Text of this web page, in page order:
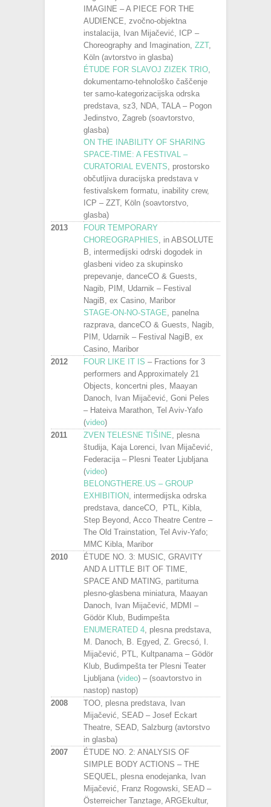
IMAGINE – A PIECE FOR THE
AUDIENCE, zvočno-objektna
instalacija, Ivan Mijačević, ICP –
Choreography and Imagination, ZZT,
Köln (avtorstvo in glasba)
ÉTUDE FOR SLAVOJ ZIZEK TRIO
dokumentarno-tehnološko čaščenje
ter samo-kategorizacijska odrska
predstava, sz3, NDA, TALA – Pogon
Jedinstvo, Zagreb (soavtorstvo,
glasba)
ON THE INABILITY OF SHARING
SPACE-TIME: A FESTIVAL –
CURATORIAL EVENTS , prostorsko
občutljiva duracijska predstava v
festivalskem formatu, inability crew,
ICP – ZZT, Köln (soavtorstvo,
glasba)
2013
FOUR TEMPORARY
CHOREOGRAPHIES , in ABSOLUTE
B, intermedijski odrski dogodek in
glasbeni video za skupinsko
prepevanje, danceCO & Guests,
Nagib, PIM, Udarnik – Festival
NagiB, ex Casino, Maribor
STAGE-ON-NO-STAGE , panelna
razprava, danceCO & Guests, Nagib,
PIM, Udarnik – Festival NagiB, ex
Casino, Maribor
2012
FOUR LIKE IT IS – Fractions for 3
performers and Approximately 21
Objects, koncertni ples, Maayan
Danoch, Ivan Mijačević, Goni Peles
– Hateiva Marathon, Tel Aviv-Yafo
(video)
2011
ZVEN TELESNE TIŠINE , plesna
študija, Kaja Lorenci, Ivan Mijačević,
Federacija – Plesni Teater Ljubljana
(video)
BELONGTHERE.US – GROUP
EXHIBITION , intermedijska odrska
predstava, danceCO, PTL, Kibla,
Step Beyond, Acco Theatre Centre –
The Old Trainstation, Tel Aviv-Yafo;
MMC Kibla, Maribor
2010
ÉTUDE NO. 3: MUSIC, GRAVITY
AND A LITTLE BIT OF TIME,
SPACE AND MATING, partiturna
plesno-glasbena miniatura, Maayan
Danoch, Ivan Mijačević, MDMI –
Gödör Klub, Budimpešta
ENUMERATED 4 , plesna predstava,
M. Danoch, B. Egyed, Z. Grecsó, I.
Mijačević, PTL, Kultpanama – Gödör
Klub, Budimpešta ter Plesni Teater
Ljubljana (video) – (soavtorstvo in
nastop) nastop)
2008
TOO, plesna predstava, Ivan
Mijačević, SEAD – Josef Eckart
Theatre, SEAD, Salzburg (avtorstvo
in glasba)
2007
ÉTUDE NO. 2: ANALYSIS OF
SIMPLE BODY ACTIONS – THE
SEQUEL, plesna enodejanka, Ivan
Mijačević, Franz Rogowski, SEAD –
Österreicher Tanztage, ARGEkultur,